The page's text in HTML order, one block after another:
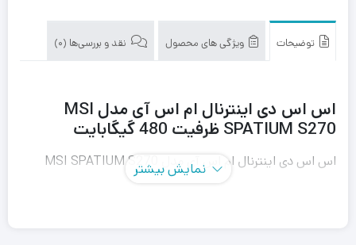
توضیحات ویژگی های محصول نقد و بررسی‌ها (0)
اس اس دی اینترنال ام اس آی مدل MSI
SPATIUM S270 ظرفیت 480 گیگابایت
اس اس دی اینترنال ام اس آی مدل MSI SPATIUM S270نمایش بیشتر